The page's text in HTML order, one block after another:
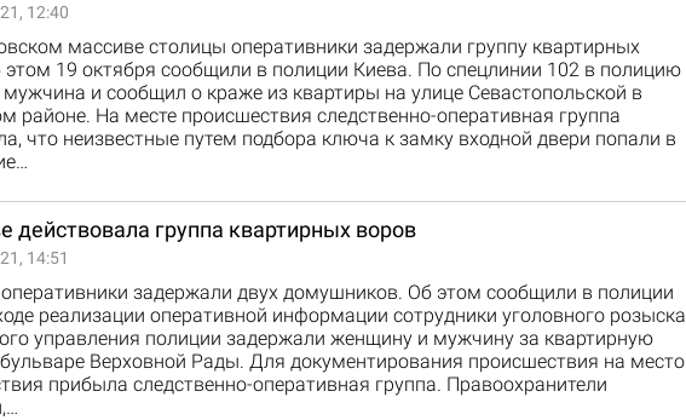
12:40
массиве столицы оперативники задержали группу квартирных
этом 19 октября сообщили в полиции Киева. По спецлинии 102 в полицию
и сообщил о краже из квартиры на улице Севастопольской в
районе. На месте происшествия следственно-оперативная группа
что неизвестные путем подбора ключа к замку входной двери попали в
действовала группа квартирных воров
14:51
оперативники задержали двух домушников. Об этом сообщили в полиции
реализации оперативной информации сотрудники уголовного розыска
управления полиции задержали женщину и мужчину за квартирную
Верховной Рады. Для документирования происшествия на место
прибыла следственно-оперативная группа. Правоохранители